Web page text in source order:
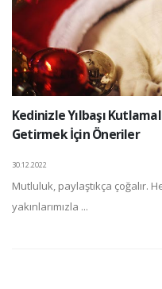
Kedinizle Yılbaşı
Getirmek İçin Öneriler
30.12.2022
Mutluluk, paylaştıkça çoğalır.
yakınlarımızla ...